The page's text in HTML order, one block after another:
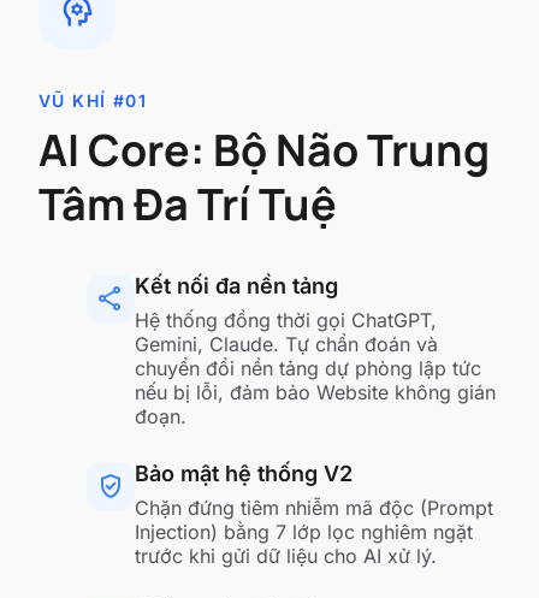
psychology
VŨ KHÍ #01
AI Core: Bộ Não Trung
Tâm Đa Trí Tuệ
share Kết nối đa nền tảng
Hệ thống đồng thời gọi ChatGPT,
Gemini, Claude. Tự chẩn đoán và
chuyển đổi nền tảng dự phòng lập tức
nếu bị lỗi, đảm bảo Website không gián
đoạn.
gpp_good Bảo mật hệ thống V2
Chặn đứng tiêm nhiễm mã độc (Prompt
Injection) bằng 7 lớp lọc nghiêm ngặt
trước khi gửi dữ liệu cho AI xử lý.